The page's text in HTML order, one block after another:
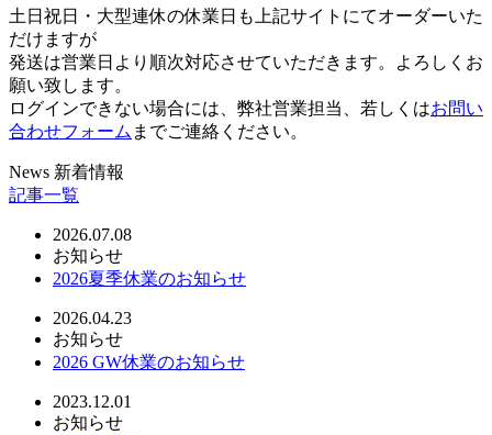
土日祝日・大型連休の休業日も上記サイトにてオーダーいた
だけますが
発送は営業日より順次対応させていただきます。よろしくお
願い致します。
ログインできない場合には、弊社営業担当、若しくはお問い
合わせフォーム までご連絡ください。
News 新着情報
記事一覧
2026.07.08
お知らせ
2026夏季休業のお知らせ
2026.04.23
お知らせ
2026 GW休業のお知らせ
2023.12.01
お知らせ